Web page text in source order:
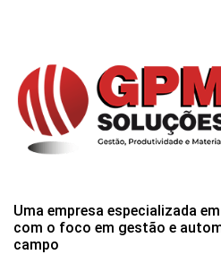
Uma empresa especializada
com o foco em gestão e
campo